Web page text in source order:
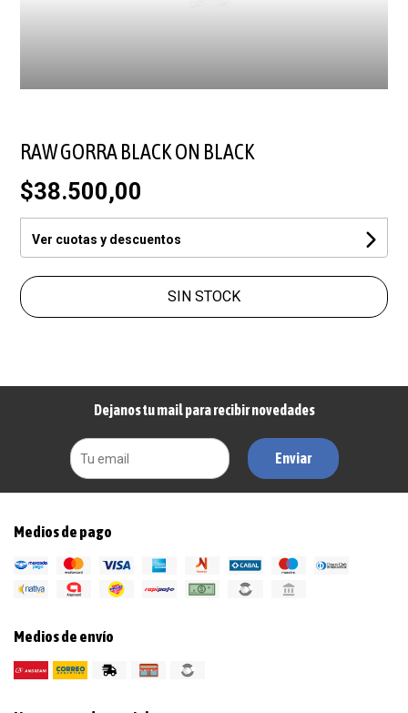
RAW GORRA BLACK ON BLACK
$38.500,00
Ver cuotas y descuentos
SIN STOCK
Dejanos tu mail para recibir novedades
Enviar
Medios de pago
Medios de envío